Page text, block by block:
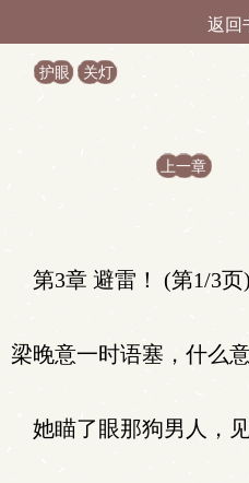
返回
护眼
关灯
上一章
第3章 避雷！ (第1/3页)
梁晚意一时语塞，什么
她瞄了眼那狗男人，